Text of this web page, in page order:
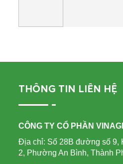
THÔNG TIN LIÊN HỆ
CÔNG TY CỔ PHẦN
Địa chỉ: Số 28B đường số 9,
2, Phường An Bình, Thành